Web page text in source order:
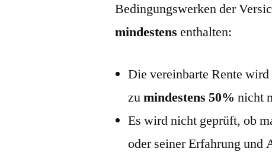
Bedingungswerken der
mindestensenthalten:
Die vereinbarte Rente
zumindestens 50% nicht
Es wird nicht geprüft, ob
oder seiner Erfahrung und